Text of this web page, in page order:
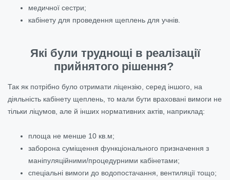
медичної сестри;
кабінету для проведення щеплень для учнів.
Які були труднощі в реалізації
прийнятого рішення?
Так як потрібно було отримати ліцензію, серед іншого, на
діяльність кабінету щеплень, то мали бути враховані вимоги не
тільки ліцумов, але й інших нормативних актів, наприклад:
площа не менше 10 кв.м;
заборона суміщення функціонального призначення з
маніпуляційними/процедурними кабінетами;
спеціальні вимоги до водопостачання, вентиляції тощо;